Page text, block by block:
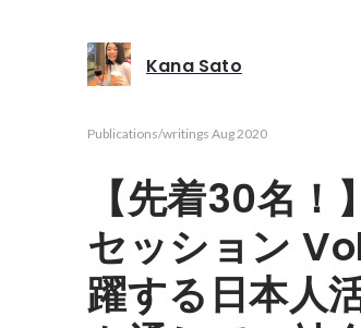
Kana Sato
Publications/writings Aug 2020
【先着30名
セッション
躍する日本人